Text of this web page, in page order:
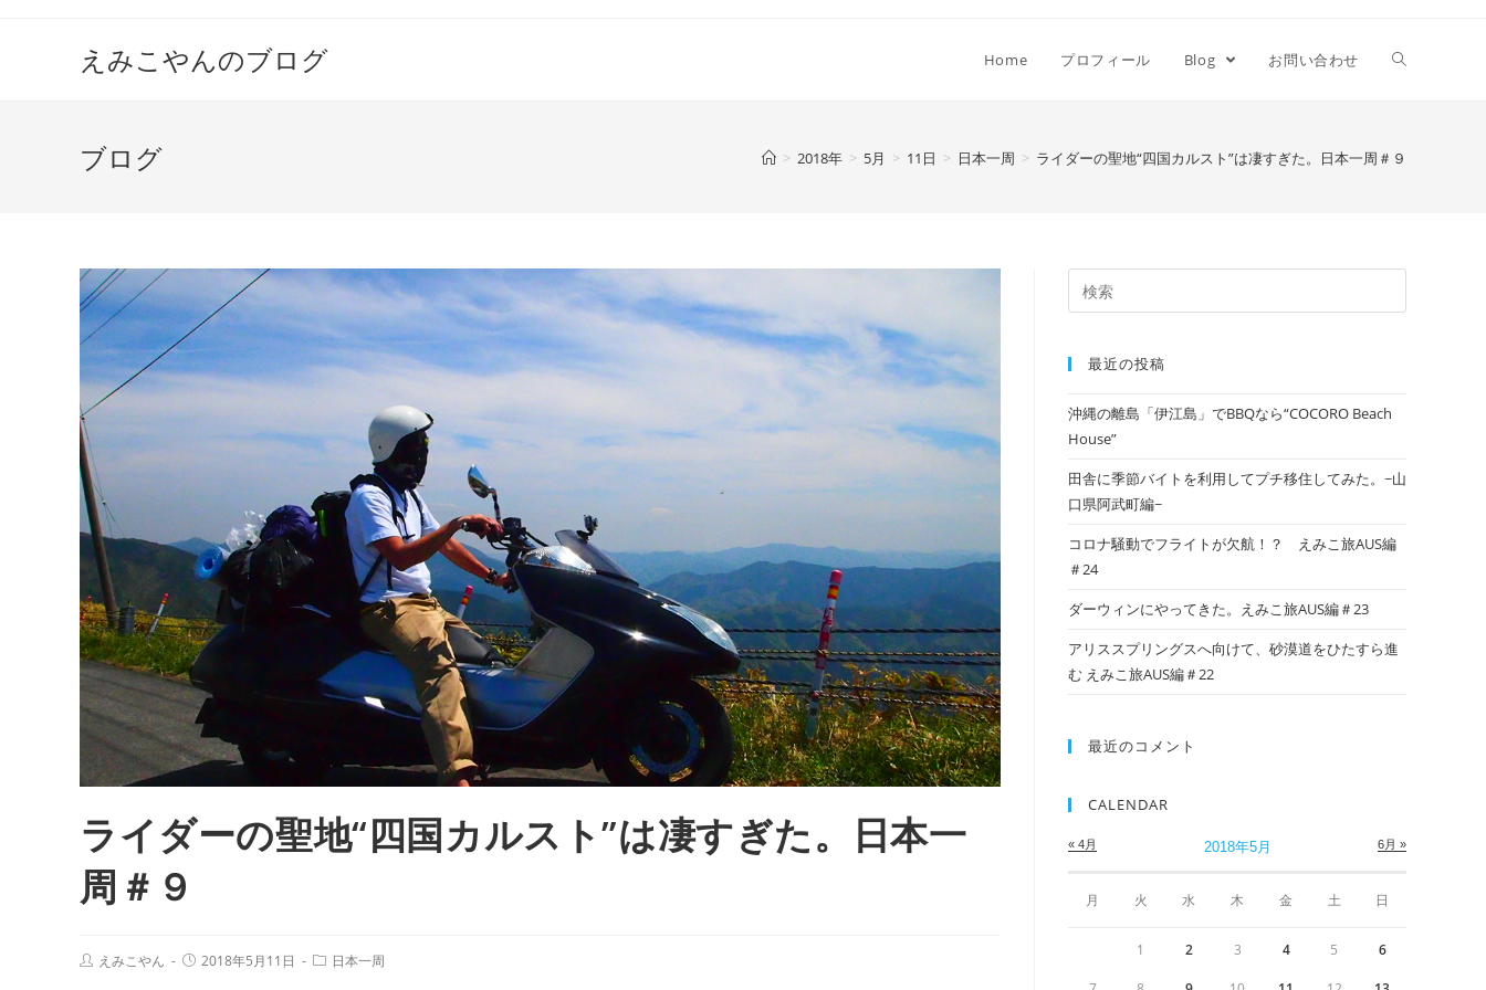
えみこやんのブログ Home プロフィール Blog お問い合わせ
ブログ > 2018年 > 5月 > 11日 > 日本一周 > ライダーの聖地“四国カルスト”は凄すぎた。日本一周＃９
ライダーの聖地“四国カルスト”は凄すぎた。日本一
周＃９
えみこやん 2018年5月11日 日本一周
最近の投稿
沖縄の離島「伊江島」でBBQなら“COCORO Beach
House”
田舎に季節バイトを利用してプチ移住してみた。~山
口県阿武町編~
コロナ騒動でフライトが欠航！？ えみこ旅AUS編
＃24
ダーウィンにやってきた。えみこ旅AUS編＃23
アリススプリングスへ向けて、砂漠道をひたすら進
む えみこ旅AUS編＃22
最近のコメント
CALENDAR
2018年5月
月 火 水 木 金 土 日
« 4月 6月 »
1 2 3 4 5 6